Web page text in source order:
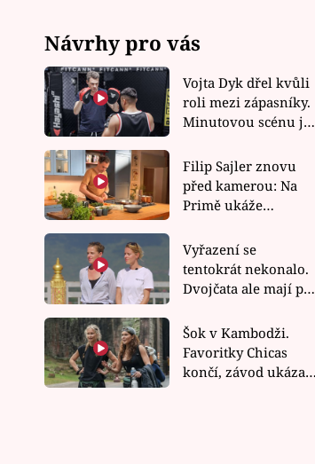
Návrhy pro vás
Vojta Dyk dřel kvůli
roli mezi zápasníky.
Minutovou scénu jel
Filip Sajler znovu
před kamerou: Na
Primě ukáže
rychlé recepty
Vyřazení se
tentokrát nekonalo.
Dvojčata ale mají po
závodu nůž na krku
Šok v Kambodži.
Favoritky Chicas
končí, závod ukázal